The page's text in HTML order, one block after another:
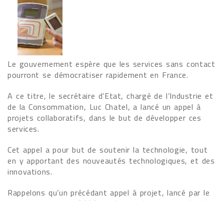
Le gouvernement espère que les services sans contact
pourront se démocratiser rapidement en France.
A ce titre, le secrétaire d’Etat, chargé de l’Industrie et
de la Consommation, Luc Chatel, a lancé un appel à
projets collaboratifs, dans le but de développer ces
services.
Cet appel a pour but de soutenir la technologie, tout
en y apportant des nouveautés technologiques, et des
innovations.
Rappelons qu’un précédant appel à projet, lancé par le